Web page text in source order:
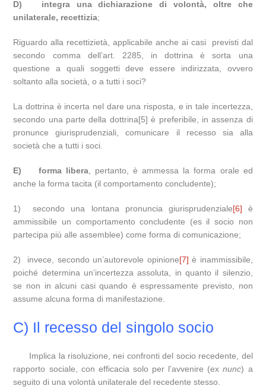
D) integra una dichiarazione di volontà, oltre che
unilaterale, recettizia;
Riguardo alla recettizietà, applicabile anche ai casi previsti dal
secondo comma dell’art. 2285, in dottrina è sorta una
questione a quali soggetti deve essere indirizzata, ovvero
soltanto alla società, o a tutti i soci?
La dottrina è incerta nel dare una risposta, e in tale incertezza,
secondo una parte della dottrina[5] è preferibile, in assenza di
pronunce giurisprudenziali, comunicare il recesso sia alla
società che a tutti i soci.
E) forma libera, pertanto, è ammessa la forma orale ed
anche la forma tacita (il comportamento concludente);
1) secondo una lontana pronuncia giurisprudenziale[6] è
ammissibile un comportamento concludente (es il socio non
partecipa più alle assemblee) come forma di comunicazione;
2) invece, secondo un’autorevole opinione[7] è inammissibile,
poiché determina un’incertezza assoluta, in quanto il silenzio,
se non in alcuni casi quando è espressamente previsto, non
assume alcuna forma di manifestazione.
C) Il recesso del singolo socio
Implica la risoluzione, nei confronti del socio recedente, del
rapporto sociale, con efficacia solo per l’avvenire (exnunc) a
seguito di una volontà unilaterale del recedente stesso.